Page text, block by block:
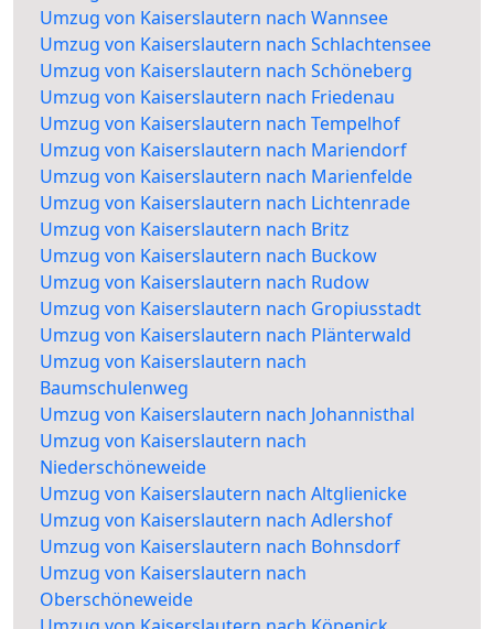
Umzug von Kaiserslautern nach Wannsee
Umzug von Kaiserslautern nach Schlachtensee
Umzug von Kaiserslautern nach Schöneberg
Umzug von Kaiserslautern nach Friedenau
Umzug von Kaiserslautern nach Tempelhof
Umzug von Kaiserslautern nach Mariendorf
Umzug von Kaiserslautern nach Marienfelde
Umzug von Kaiserslautern nach Lichtenrade
Umzug von Kaiserslautern nach Britz
Umzug von Kaiserslautern nach Buckow
Umzug von Kaiserslautern nach Rudow
Umzug von Kaiserslautern nach Gropiusstadt
Umzug von Kaiserslautern nach Plänterwald
Umzug von Kaiserslautern nach
Baumschulenweg
Umzug von Kaiserslautern nach Johannisthal
Umzug von Kaiserslautern nach
Niederschöneweide
Umzug von Kaiserslautern nach Altglienicke
Umzug von Kaiserslautern nach Adlershof
Umzug von Kaiserslautern nach Bohnsdorf
Umzug von Kaiserslautern nach
Oberschöneweide